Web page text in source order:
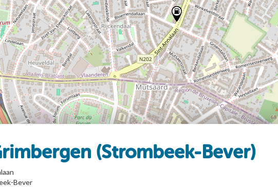
(Strombeek-Bever)
Bever